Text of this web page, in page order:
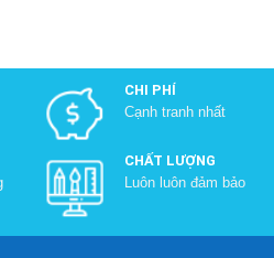
CHI PHÍ
Cạnh tranh nhất
CHẤT LƯỢNG
Luôn luôn đảm bảo